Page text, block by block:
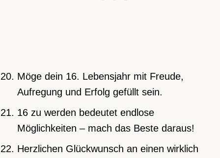
Möge dein 16. Lebensjahr mit Freude,
Aufregung und Erfolg gefüllt sein.
16 zu werden bedeutet endlose
Möglichkeiten – mach das Beste daraus!
Herzlichen Glückwunsch an einen wirklich